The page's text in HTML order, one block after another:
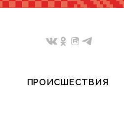
ПРОИСШЕСТВИЯ